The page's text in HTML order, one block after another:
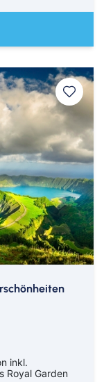
inkl.
Royal Garden